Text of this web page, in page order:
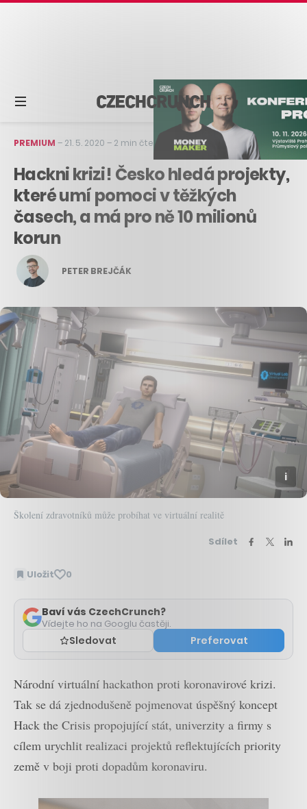
PREMIUM – 21. 5. 2020 – 2 min čtení
Hackni krizi! Česko hledá projekty,
které umí pomoci v těžkých
časech, a má pro ně 10 milionů
korun
PETER BREJČÁK
Školení zdravotníků může probíhat ve virtuální realitě
Sdílet
Uložit 0
Baví vás CzechCrunch?
Vídejte ho na Googlu častěji.
Sledovat Preferovat
Národní virtuální hackathon proti koronavirové krizi.
Tak se dá zjednodušeně pojmenovat úspěšný koncept
Hack the Crisis propojující stát, univerzity a firmy s
cílem urychlit realizaci projektů reflektujících priority
země v boji proti dopadům koronaviru.